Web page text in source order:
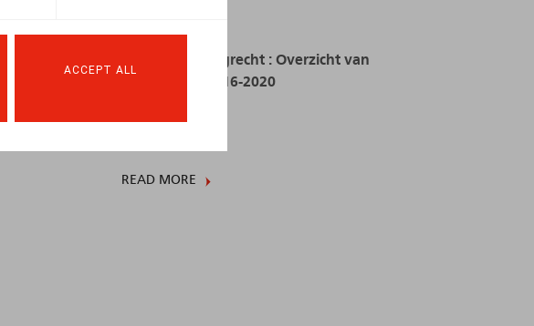
ACCEPT ALL
Kroniek ontslagrecht : Overzicht van
rechtspraak 2016-2020
READ MORE